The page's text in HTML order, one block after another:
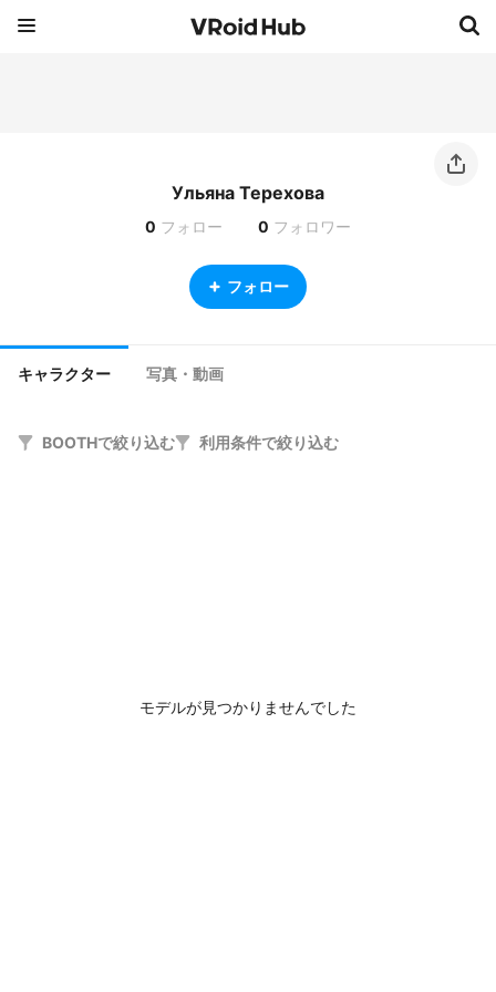
Ульяна Терехова
0 フォロー 0 フォロワー
フォロー
キャラクター 写真・動画
BOOTHで絞り込む 利用条件で絞り込む
モデルが見つかりませんでした